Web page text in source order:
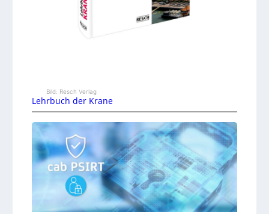
Bild: Resch Verlag
Lehrbuch der Krane